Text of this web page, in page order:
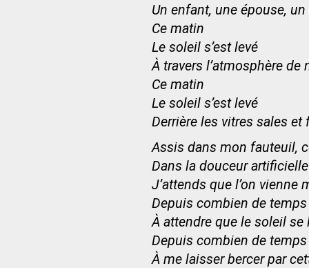
Un enfant, une épouse,
Ce matin
Le soleil s’est levé
À travers l’atmosphère
Ce matin
Le soleil s’est levé
Derrière les vitres sales
Assis dans mon fauteuil,
Dans la douceur
J’attends que l’on vienne
Depuis combien de
À attendre que le soleil se
Depuis combien de
À me laisser bercer par